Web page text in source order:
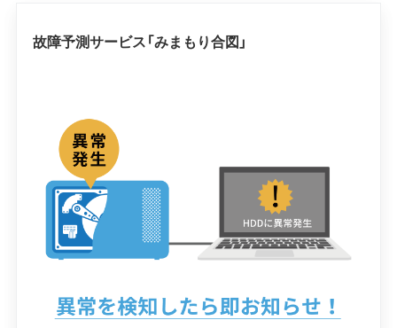
故障予測サービス「みまもり合図」